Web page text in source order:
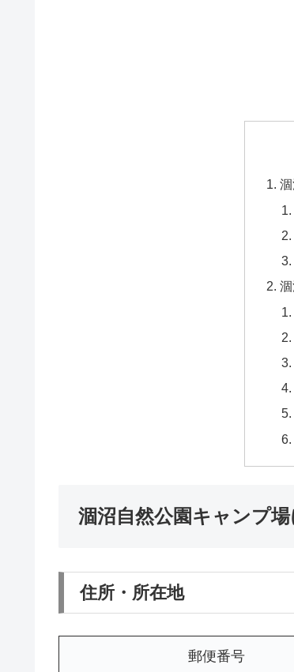
涸沼自然公園キャンプ
住所・所在地
郵便番号